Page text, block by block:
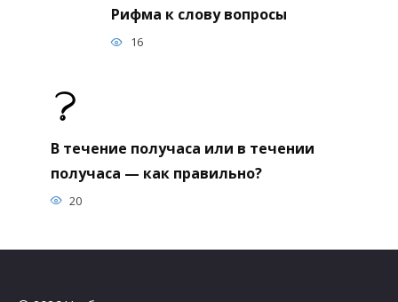
Рифма к слову вопросы
16
В течение получаса или в течении
получаса — как правильно?
20